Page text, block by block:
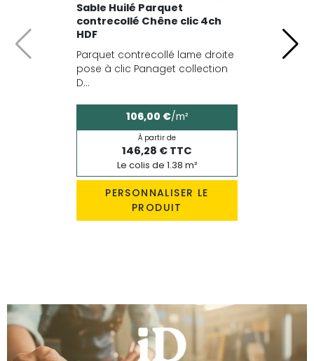
Sable Huilé Parquet
contrecollé Chêne clic 4ch
HDF
Parquet contrecollé lame droite
pose à clic Panaget collection
D...
106,00 €/m²
À partir de
146,28 € TTC
Le colis de 1.38 m²
PERSONNALISER LE
PRODUIT
Précédent